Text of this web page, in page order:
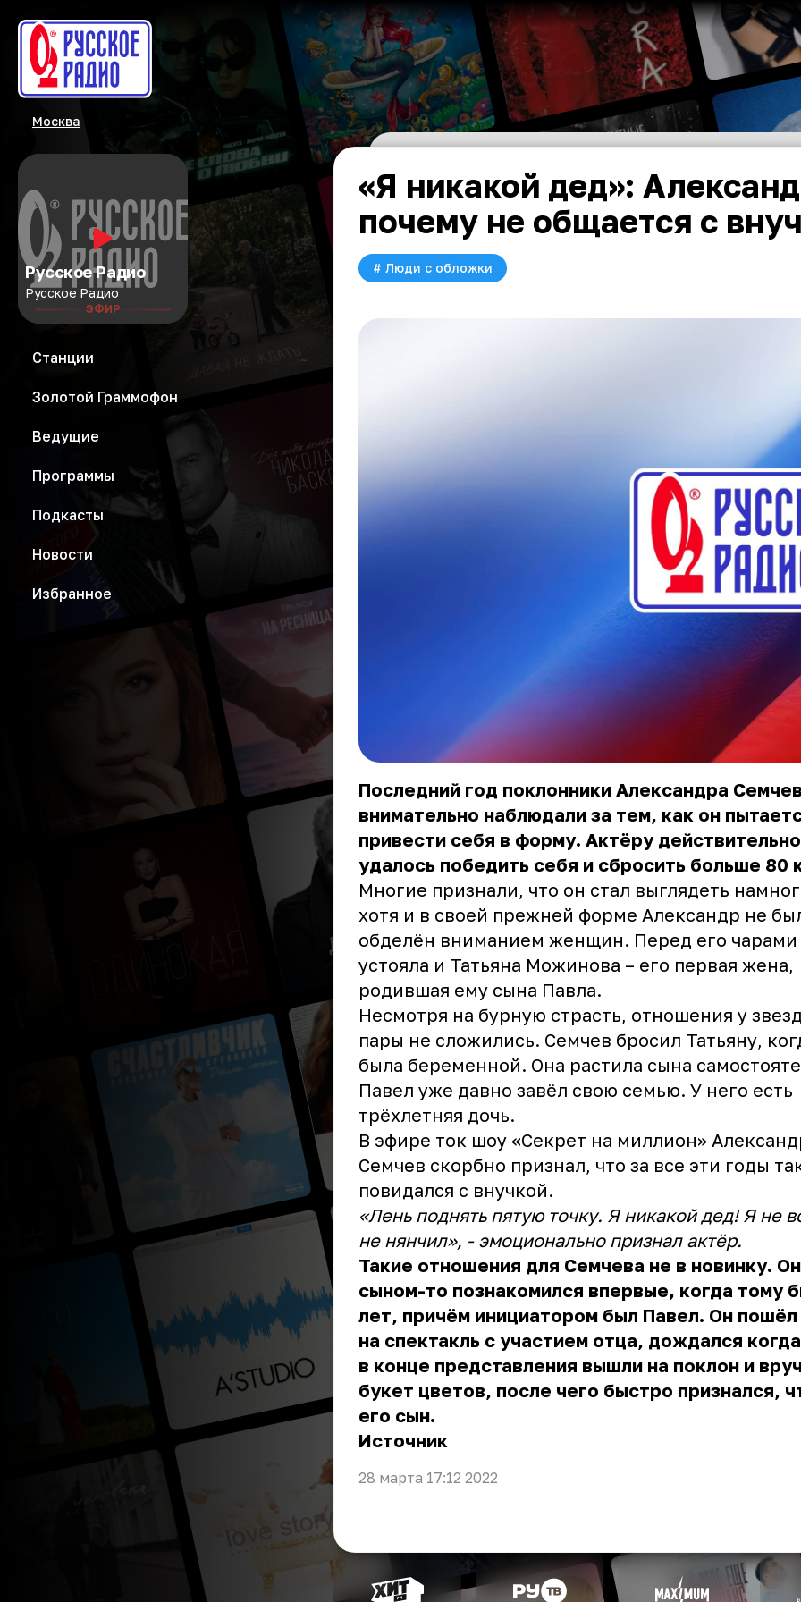
Москва
Русское Радио
Русское Радио
ЭФИР
Станции
Золотой Граммофон
Ведущие
Программы
Подкасты
Новости
Избранное
«Я никакой дед»:
почему не общается с
# Люди с обложки
Последний год поклонники Александра
внимательно наблюдали за тем, как он
привести себя в форму. Актёру действительно
удалось победить себя и сбросить больше 80
Многие признали, что он стал выглядеть
хотя и в своей прежней форме Александр не
обделён вниманием женщин. Перед его чарами
устояла и Татьяна Можинова – его первая жена,
родившая ему сына Павла.
Несмотря на бурную страсть, отношения у
пары не сложились. Семчев бросил Татьяну,
была беременной. Она растила сына
Павел уже давно завёл свою семью. У него есть
трёхлетняя дочь.
В эфире ток шоу «Секрет на миллион»
Семчев скорбно признал, что за все эти годы
повидался с внучкой.
«Лень поднять пятую точку. Я никакой дед! Я не
не нянчил», - эмоционально признал актёр.
Такие отношения для Семчева не в новинку.
сыном-то познакомился впервые, когда тому
лет, причём инициатором был Павел. Он пошёл
на спектакль с участием отца, дождался
в конце представления вышли на поклон и
букет цветов, после чего быстро признался,
его сын.
Источник
28 марта 17:12 2022